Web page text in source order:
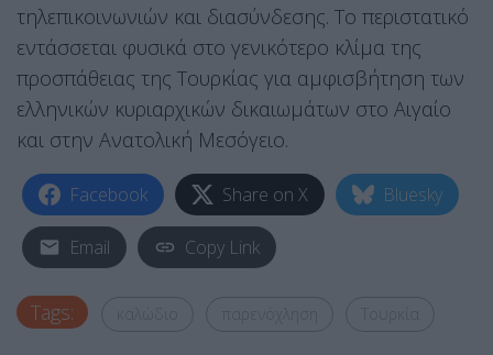
τηλεπικοινωνιών και διασύνδεσης. Το περιστατικό
εντάσσεται φυσικά στο γενικότερο κλίμα της
προσπάθειας της Τουρκίας για αμφισβήτηση των
ελληνικών κυριαρχικών δικαιωμάτων στο Αιγαίο
και στην Ανατολική Μεσόγειο.
Facebook Share on X Bluesky
Email Copy Link
Tags: